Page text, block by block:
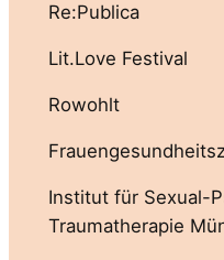
Re:Publica
Lit.Love Festival
Rowohlt
Institut für Sexual-
Traumatherapie